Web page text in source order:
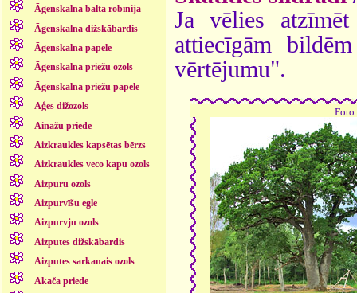
Āgenskalna baltā robīnija
Āgenskalna dižskābardis
Āgenskalna papele
Āgenskalna priežu ozols
Āgenskalna priežu papele
Aģes dižozols
Ainažu priede
Aizkraukles kapsētas bērzs
Aizkraukles veco kapu ozols
Aizpuru ozols
Aizpurvīšu egle
Aizpurvju ozols
Aizputes dižskābardis
Aizputes sarkanais ozols
Akača priede
Ja vēlies
attiecīgām
vērtējumu".